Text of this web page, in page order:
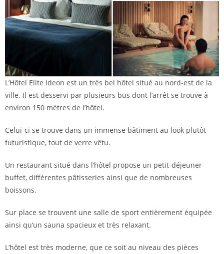
L’Hôtel Elite Ideon est un très bel hôtel situé au nord-est de la
ville. Il est desservi par plusieurs bus dont l’arrêt se trouve à
environ 150 mètres de l’hôtel.
Celui-ci se trouve dans un immense bâtiment au look plutôt
futuristique, tout de verre vêtu.
Un restaurant situé dans l’hôtel propose un petit-déjeuner
buffet, différentes pâtisseries ainsi que de nombreuses
boissons.
Sur place se trouvent une salle de sport entièrement équipée
ainsi qu’un sauna spacieux et très relaxant.
L’hôtel est très moderne, que ce soit au niveau des pièces